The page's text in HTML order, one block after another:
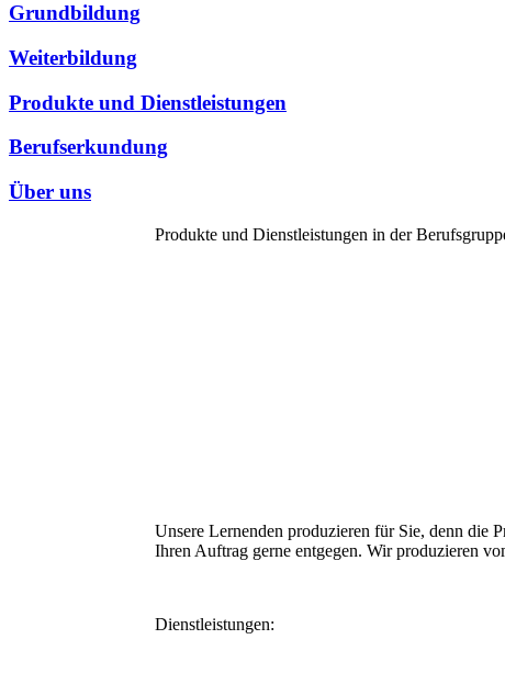
Grundbildung
Weiterbildung
Produkte und Dienstleistungen
Berufserkundung
Über uns
Produkte und Dienstleistungen in der
Unsere Lernenden produzieren für Sie, denn die
Ihren Auftrag gerne entgegen. Wir produzieren
Dienstleistungen: